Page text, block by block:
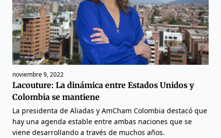
noviembre 9, 2022
Lacouture: La dinámica entre Estados Unidos y
Colombia se mantiene
La presidenta de Aliadas y AmCham Colombia destacó que
hay una agenda estable entre ambas naciones que se
viene desarrollando a través de muchos años.